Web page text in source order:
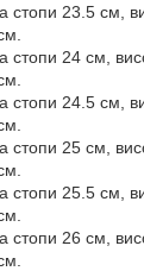
стопи 23.5 см,
стопи 24 см,
стопи 24.5 см,
стопи 25 см,
стопи 25.5 см,
стопи 26 см,